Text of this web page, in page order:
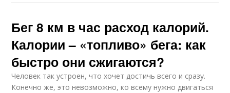
Бег 8 км в час расход калорий.
Калории – «топливо» бега: как
быстро они сжигаются?
Человек так устроен, что хочет достичь всего и сразу.
Конечно же, это невозможно, ко всему нужно двигаться